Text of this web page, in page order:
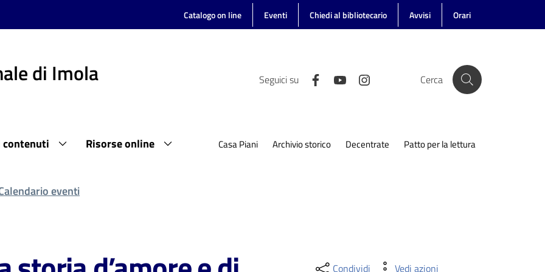
Catalogo on line Eventi Chiedi al bibliotecario Avvisi Orari
di Imola Seguici su Cerca
contenuti Risorse online Casa Piani Archivio storico Decentrate Patto per la lettura
eventi
Condividi Vedi azioni